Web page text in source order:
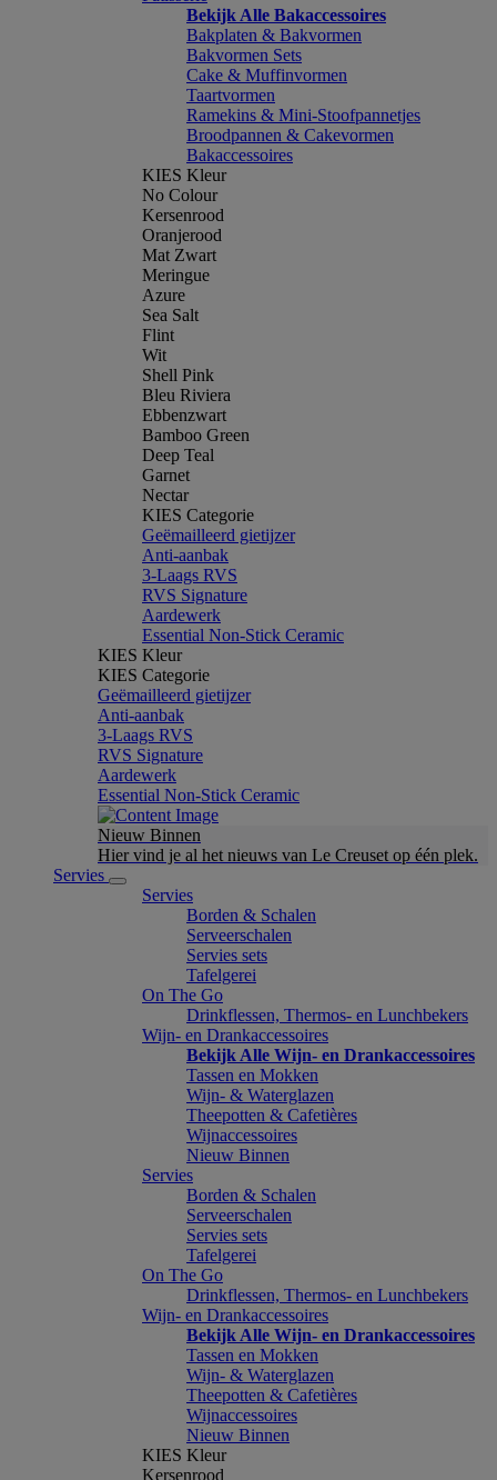
Bekijk Alle Bakaccessoires
Bakplaten & Bakvormen
Bakvormen Sets
Cake & Muffinvormen
Taartvormen
Ramekins & Mini-Stoofpannetjes
Broodpannen & Cakevormen
Bakaccessoires
KIES Kleur
No Colour
Kersenrood
Oranjerood
Mat Zwart
Meringue
Azure
Sea Salt
Flint
Wit
Shell Pink
Bleu Riviera
Ebbenzwart
Bamboo Green
Deep Teal
Garnet
Nectar
KIES Categorie
Geëmailleerd gietijzer
Anti-aanbak
3-Laags RVS
RVS Signature
Aardewerk
Essential Non-Stick Ceramic
KIES Kleur
KIES Categorie
Geëmailleerd gietijzer
Anti-aanbak
3-Laags RVS
RVS Signature
Aardewerk
Essential Non-Stick Ceramic
Nieuw Binnen
Hier vind je al het nieuws van Le Creuset op één plek.
Servies
Servies
Borden & Schalen
Serveerschalen
Servies sets
Tafelgerei
On The Go
Drinkflessen, Thermos- en Lunchbekers
Wijn- en Drankaccessoires
Bekijk Alle Wijn- en Drankaccessoires
Tassen en Mokken
Wijn- & Waterglazen
Theepotten & Cafetières
Wijnaccessoires
Nieuw Binnen
Servies
Borden & Schalen
Serveerschalen
Servies sets
Tafelgerei
On The Go
Drinkflessen, Thermos- en Lunchbekers
Wijn- en Drankaccessoires
Bekijk Alle Wijn- en Drankaccessoires
Tassen en Mokken
Wijn- & Waterglazen
Theepotten & Cafetières
Wijnaccessoires
Nieuw Binnen
KIES Kleur
Kersenrood